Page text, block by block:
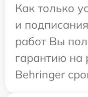
Как только
и
работ Вы
гарантию на
Behringer